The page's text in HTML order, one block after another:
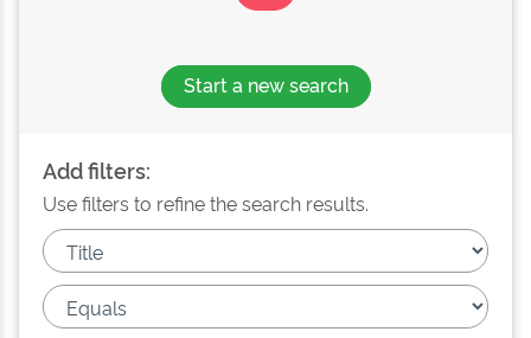
Start a new search
Add filters:
Use filters to refine the search results.